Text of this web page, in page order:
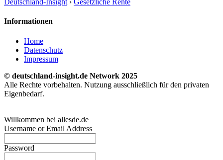
Deutschland-Insight › Gesetzliche Rente
Informationen
Home
Datenschutz
Impressum
© deutschland-insight.de Network 2025
Alle Rechte vorbehalten. Nutzung ausschließlich für den privaten
Eigenbedarf.
Willkommen bei allesde.de
Username or Email Address
Password